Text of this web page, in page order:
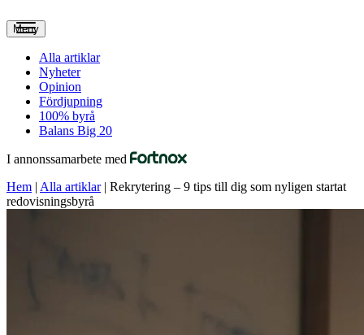
Meny
Alla artiklar
Nyheter
Opinion
Fördjupning
100% byrå
Balans Big 20
I annonssamarbete med
Hem | Alla artiklar| Rekrytering – 9 tips till dig som nyligen startat
redovisningsbyrå